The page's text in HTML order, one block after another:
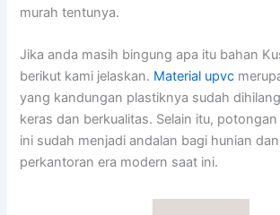
murah tentunya.
Jika anda masih bingung apa itu bahan
berikut kami jelaskan. Material upvc
yang kandungan plastiknya sudah
keras dan berkualitas. Selain itu,
ini sudah menjadi andalan bagi hunian
perkantoran era modern saat ini.